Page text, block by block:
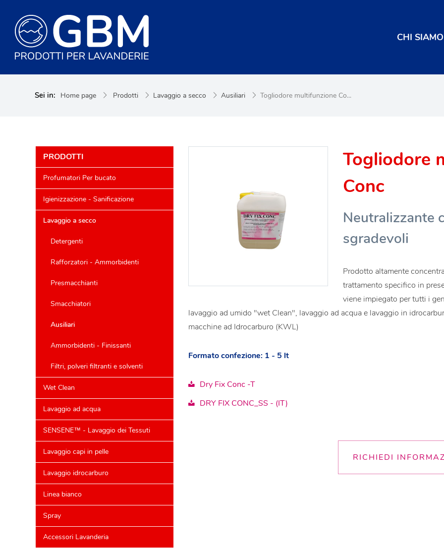
CHI SIAMO
Sei in: Home page Prodotti Lavaggio a secco Ausiliari Togliodore multifunzione Co...
PRODOTTI
Profumatori Per bucato
Igienizzazione - Sanificazione
Lavaggio a secco
Detergenti
Rafforzatori - Ammorbidenti
Presmacchianti
Smacchiatori
Ausiliari
Ammorbidenti - Finissanti
Filtri, polveri filtranti e solventi
Wet Clean
Lavaggio ad acqua
SENSENE™ - Lavaggio dei Tessuti
Lavaggio capi in pelle
Lavaggio idrocarburo
Linea bianco
Spray
Accessori Lavanderia
Togliodore
Conc
Neutralizzante
sgradevoli
Prodotto altamente
trattamento specifico in
viene impiegato per tutti i
lavaggio ad umido "wet Clean", lavaggio ad acqua e lavaggio in
macchine ad Idrocarburo (KWL)
Formato confezione: 1 - 5 lt
Dry Fix Conc -T
DRY FIX CONC_SS - (IT)
RICHIEDI